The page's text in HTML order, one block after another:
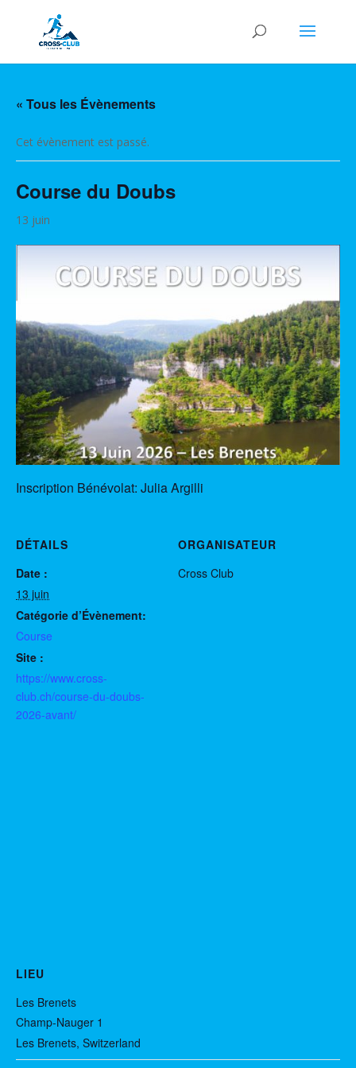
« Tous les Évènements
Cet évènement est passé.
Course du Doubs
13 juin
Inscription Bénévolat: Julia Argilli
DÉTAILS
Date :
13 juin
Catégorie d’Évènement:
Course
Site :
https://www.cross-
club.ch/course-du-doubs-
2026-avant/
ORGANISATEUR
Cross Club
LIEU
Les Brenets
Champ-Nauger 1
Les Brenets, Switzerland